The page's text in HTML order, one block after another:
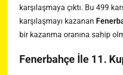
karşılaşmaya çıktı. Bu 499
karşılaşmayı kazanan
bir kazanma oranına sahip
Fenerbahçe İle 11.